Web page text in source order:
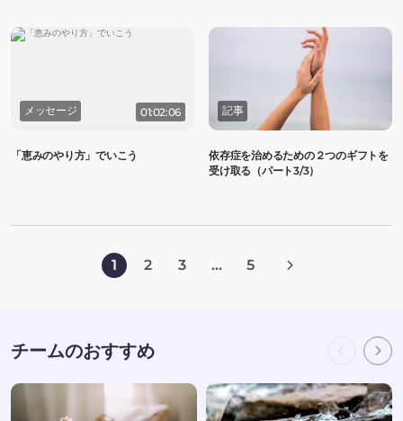
メッセージ 01:02:06
「恵みのやり方」でいこう
記事
依存症を治めるための２つのギフトを
受け取る（パート3/3）
1 2 3 ... 5
チームのおすすめ